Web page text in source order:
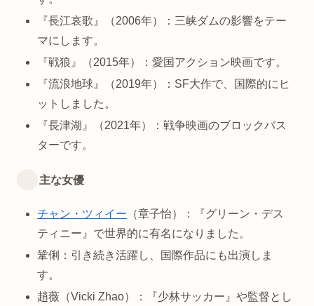
『長江哀歌』（2006年）：三峡ダムの影響をテー
マにします。
『戦狼』（2015年）：愛国アクション映画です。
『流浪地球』（2019年）：SF大作で、国際的にヒ
ットしました。
『長津湖』（2021年）：戦争映画のブロックバス
ターです。
主な女優
チャン・ツィイー （章子怡）：『グリーン・デス
ティニー』で世界的に有名になりました。
鞏俐：引き続き活躍し、国際作品にも出演しま
す。
趙薇（Vicki Zhao）：『少林サッカー』や監督とし